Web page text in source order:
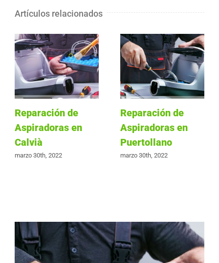
Artículos relacionados
Reparación de
Aspiradoras en
Calvià
marzo 30th, 2022
Reparación de
Aspiradoras en
Puertollano
marzo 30th, 2022